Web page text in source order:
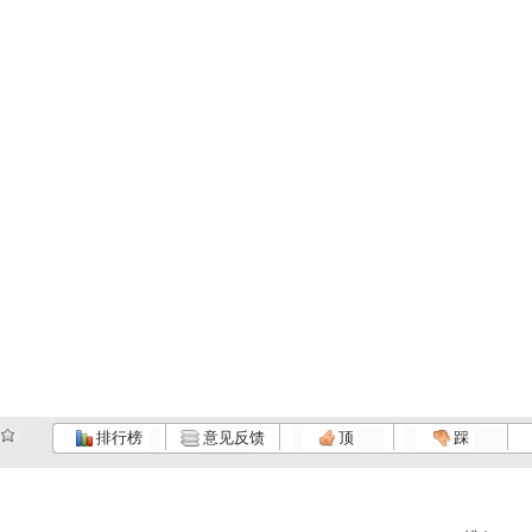
排行榜 意见反馈 顶 踩